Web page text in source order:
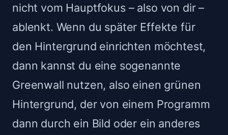
nicht vom Hauptfokus – also von dir –
ablenkt. Wenn du später Effekte für
den Hintergrund einrichten möchtest,
dann kannst du eine sogenannte
Greenwall nutzen, also einen grünen
Hintergrund, der von einem Programm
dann durch ein Bild oder ein anderes